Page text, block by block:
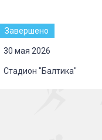
Завершено
30 мая 2026
Стадион "Балтика"